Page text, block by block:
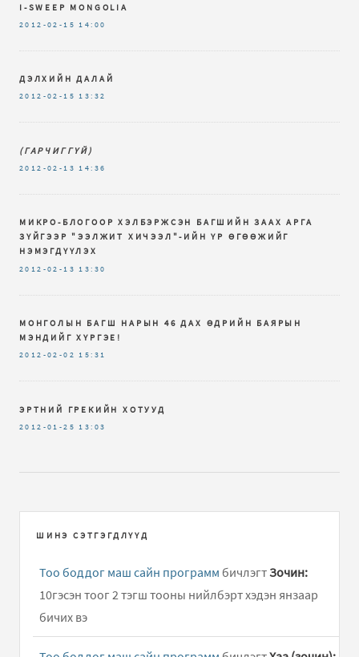
I-SWEEP MONGOLIA
2012-02-15 14:00
ДЭЛХИЙН ДАЛАЙ
2012-02-15 13:32
(ГАРЧИГГҮЙ)
2012-02-13 14:36
МИКРО-БЛОГООР ХЭЛБЭРЖСЭН БАГШИЙН ЗААХ АРГА
ЗҮЙГЭЭР "ЭЭЛЖИТ ХИЧЭЭЛ"-ИЙН ҮР ӨГӨӨЖИЙГ
НЭМЭГДҮҮЛЭХ
2012-02-13 13:30
МОНГОЛЫН БАГШ НАРЫН 46 ДАХ ӨДРИЙН БАЯРЫН
МЭНДИЙГ ХҮРГЭЕ!
2012-02-02 15:31
ЭРТНИЙ ГРЕКИЙН ХОТУУД
2012-01-25 13:03
ШИНЭ СЭТГЭГДЛҮҮД
Тоо боддог маш сайн программ бичлэгтЗочин:
10гэсэн тоог 2 тэгш тооны нийлбэрт хэдэн янзаар
бичих вэ